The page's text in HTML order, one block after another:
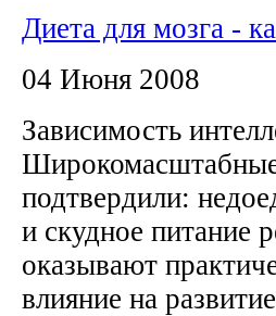
Диета для мозга -
04 Июня 2008
Зависимость
Широкомасштабные
подтвердили:
и скудное питание
оказывают
влияние на